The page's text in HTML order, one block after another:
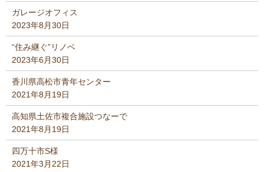
ガレージオフィス
2023年8月30日
“住み継ぐ”リノベ
2023年6月30日
香川県高松市青年センター
2021年8月19日
高知県土佐市複合施設つなーで
2021年8月19日
四万十市S様
2021年3月22日